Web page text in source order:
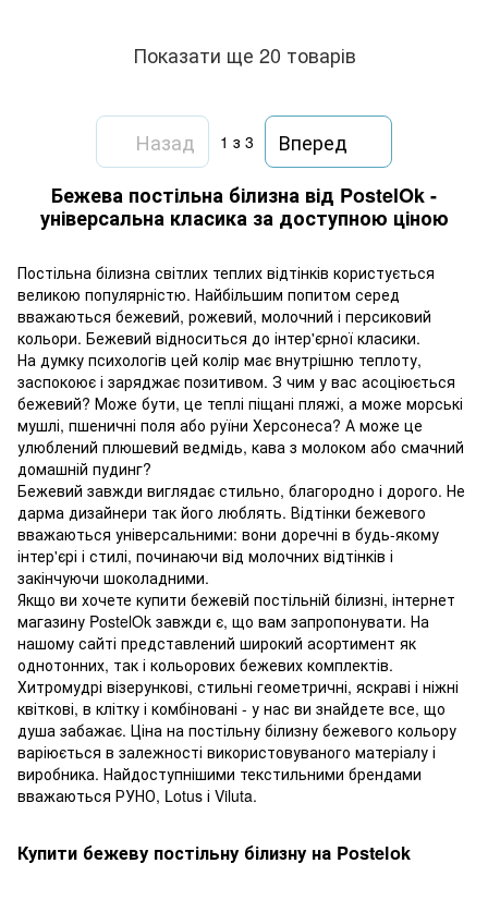
Показати ще 20 товарів
Назад 1 з 3
Вперед
Бежева постільна білизна від PostelOk -
універсальна класика за доступною ціною
Постільна білизна світлих теплих відтінків користується
великою популярністю. Найбільшим попитом серед
вважаються бежевий, рожевий, молочний і персиковий
кольори. Бежевий відноситься до інтер'єрної класики.
На думку психологів цей колір має внутрішню теплоту,
заспокоює і заряджає позитивом. З чим у вас асоціюється
бежевий? Може бути, це теплі піщані пляжі, а може морські
мушлі, пшеничні поля або руїни Херсонеса? А може це
улюблений плюшевий ведмідь, кава з молоком або смачний
домашній пудинг?
Бежевий завжди виглядає стильно, благородно і дорого. Не
дарма дизайнери так його люблять. Відтінки бежевого
вважаються універсальними: вони доречні в будь-якому
інтер'єрі і стилі, починаючи від молочних відтінків і
закінчуючи шоколадними.
Якщо ви хочете купити бежевій постільній білизні, інтернет
магазину PostelOk завжди є, що вам запропонувати. На
нашому сайті представлений широкий асортимент як
однотонних, так і кольорових бежевих комплектів.
Хитромудрі візерункові, стильні геометричні, яскраві і ніжні
квіткові, в клітку і комбіновані - у нас ви знайдете все, що
душа забажає. Ціна на постільну білизну бежевого кольору
варіюється в залежності використовуваного матеріалу і
виробника. Найдоступнішими текстильними брендами
вважаються РУНО, Lotus і Viluta.
Купити бежеву постільну білизну на Postelok